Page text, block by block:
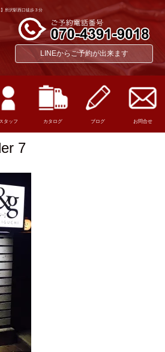
所沢駅西口徒歩３分
LINEからご予約が出来ます
スタッフ カタログ ブログ お問合せ
7